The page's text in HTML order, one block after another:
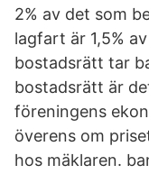
2% av det som
lagfart är 1,5%
bostadsrätt tar
bostadsrätt är
föreningens
överens om
hos mäklaren.